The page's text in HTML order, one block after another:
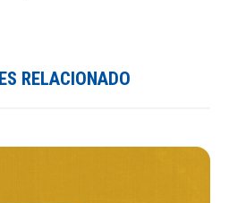
RELACIONADO